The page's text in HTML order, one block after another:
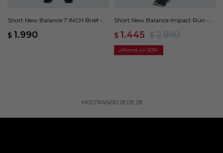
Short New Balance 7 INCH Brief -
$ 1.990
Short New Balance Impact Run -
$ 1.445 $ 2.890
50
MOSTRANDO 28DE 28